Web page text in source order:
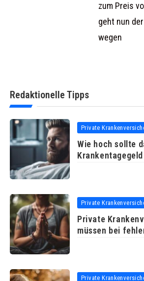
zum Preis
geht nun
wegen
Redaktionelle Tipps
Private
Wie hoch sollte
Private
Private
müssen bei
Private